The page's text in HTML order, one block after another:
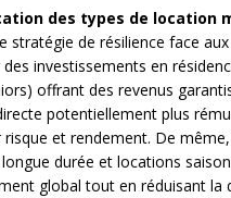
des types de location
stratégie de résilience face
investissements en
offrant des revenus
potentiellement plus
risque et rendement. De
durée et locations
global tout en réduisant la